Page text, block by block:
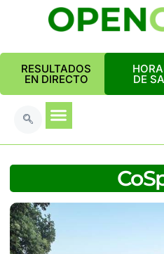
RESULTADOS
EN DIRECTO DE